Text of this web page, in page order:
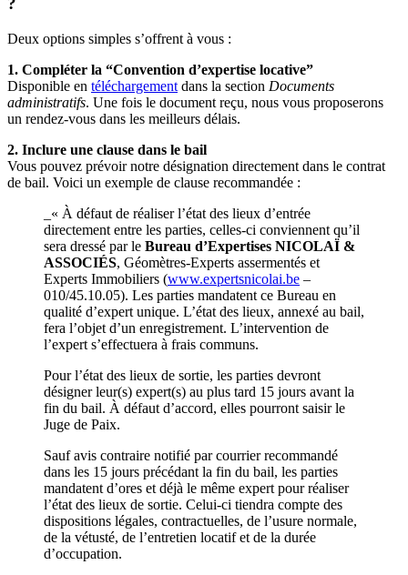
Deux options simples s’offrent à vous :
1. Compléter la “Convention d’expertise locative”
Disponible en téléchargement dans la section Documents
administratifs. Une fois le document reçu, nous vous proposerons
un rendez-vous dans les meilleurs délais.
2. Inclure une clause dans le bail
Vous pouvez prévoir notre désignation directement dans le contrat
de bail. Voici un exemple de clause recommandée :
_« À défaut de réaliser l’état des lieux d’entrée
directement entre les parties, celles-ci conviennent qu’il
sera dressé par le Bureau d’Expertises NICOLAÏ &
ASSOCIÉS, Géomètres-Experts assermentés et
Experts Immobiliers (www.expertsnicolai.be –
010/45.10.05). Les parties mandatent ce Bureau en
qualité d’expert unique. L’état des lieux, annexé au bail,
fera l’objet d’un enregistrement. L’intervention de
l’expert s’effectuera à frais communs.
Pour l’état des lieux de sortie, les parties devront
désigner leur(s) expert(s) au plus tard 15 jours avant la
fin du bail. À défaut d’accord, elles pourront saisir le
Juge de Paix.
Sauf avis contraire notifié par courrier recommandé
dans les 15 jours précédant la fin du bail, les parties
mandatent d’ores et déjà le même expert pour réaliser
l’état des lieux de sortie. Celui-ci tiendra compte des
dispositions légales, contractuelles, de l’usure normale,
de la vétusté, de l’entretien locatif et de la durée
d’occupation.